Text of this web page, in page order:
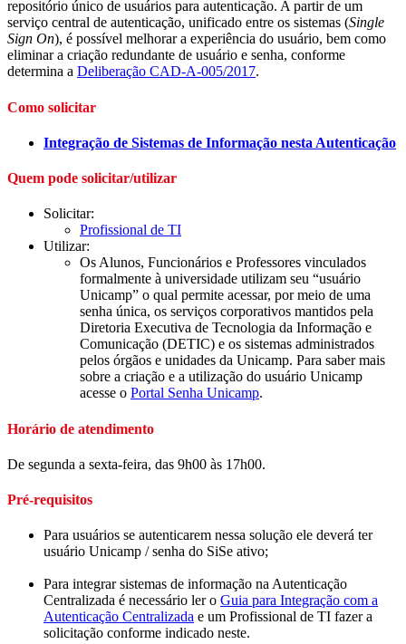
repositório único de usuários para autenticação. A partir de um
serviço central de autenticação, unificado entre os sistemas (Single
Sign On), é possível melhorar a experiência do usuário, bem como
eliminar a criação redundante de usuário e senha, conforme
determina a Deliberação CAD-A-005/2017.
Como solicitar
Integração de Sistemas de Informação nesta Autenticação
Quem pode solicitar/utilizar
Solicitar:
Profissional de TI
Utilizar:
Os Alunos, Funcionários e Professores vinculados
formalmente à universidade utilizam seu “usuário
Unicamp” o qual permite acessar, por meio de uma
senha única, os serviços corporativos mantidos pela
Diretoria Executiva de Tecnologia da Informação e
Comunicação (DETIC) e os sistemas administrados
pelos órgãos e unidades da Unicamp. Para saber mais
sobre a criação e a utilização do usuário Unicamp
acesse o Portal Senha Unicamp.
Horário de atendimento
De segunda a sexta-feira, das 9h00 às 17h00.
Pré-requisitos
Para usuários se autenticarem nessa solução ele deverá ter
usuário Unicamp / senha do SiSe ativo;
Para integrar sistemas de informação na Autenticação
Centralizada é necessário ler o Guia para Integração com a
Autenticação Centralizada e um Profissional de TI fazer a
solicitação conforme indicado neste.